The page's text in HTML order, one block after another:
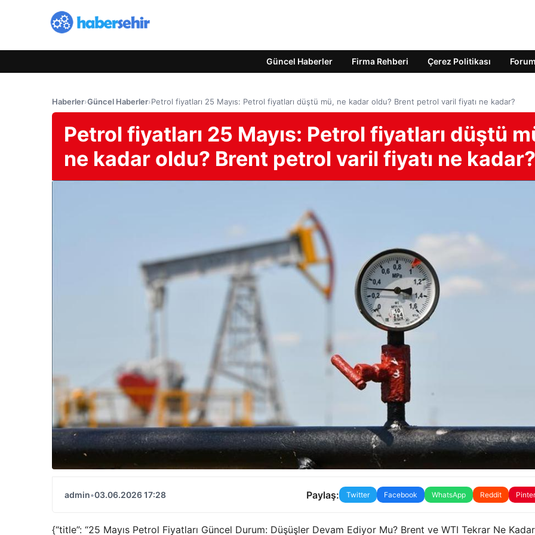
Güncel Haberler Firma Rehberi Çerez Politikası Forum
Haberler›Güncel Haberler›Petrol fiyatları 25 Mayıs: Petrol fiyatları düştü mü, ne kadar oldu? Brent petrol varil fiyatı ne kadar?
Petrol fiyatları 25 Mayıs: Petrol fiyatları düştü
ne kadar oldu? Brent petrol varil fiyatı ne kadar?
admin•03.06.2026 17:28 Paylaş: Twitter Facebook WhatsApp Reddit
{“title”: “25 Mayıs Petrol Fiyatları Güncel Durum: Düşüşler Devam Ediyor Mu? Brent ve WTI Tekrar Ne